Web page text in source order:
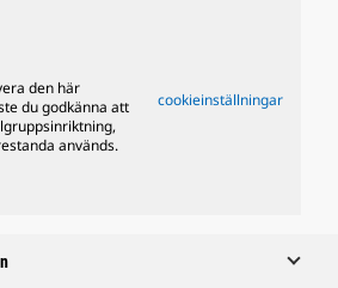
den här
du godkänna att
används.
cookieinställningar